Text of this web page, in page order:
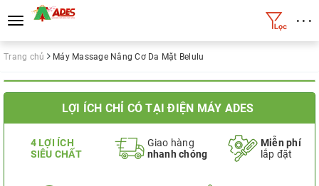
Toggle
navigation
• • •
Trang chủ Máy Massage Nâng Cơ Da Mặt Belulu
LỢI ÍCH CHỈ CÓ TẠI ĐIỆN MÁY ADES
4 LỢI ÍCH
SIÊU CHẤT
Giao hàng
nhanh chóng
Miễn phí
lắp đặt